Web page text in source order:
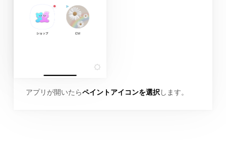
アプリが開いたらペイントアイコンを選択 します。